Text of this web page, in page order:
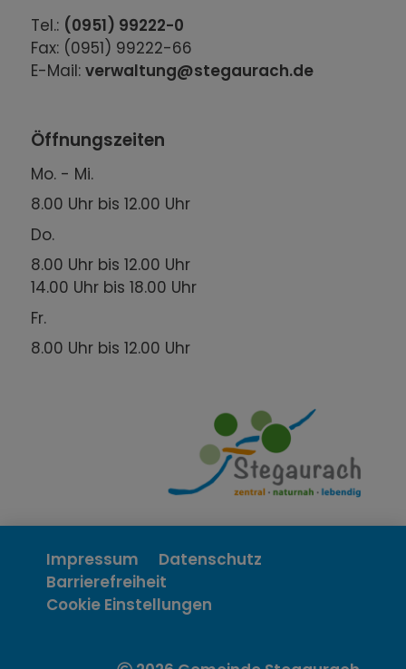
Tel.: (0951) 99222-0
Fax: (0951) 99222-66
E-Mail:verwaltung@stegaurach.de
Öffnungszeiten
Mo. - Mi.
8.00 Uhr bis 12.00 Uhr
Do.
8.00 Uhr bis 12.00 Uhr
14.00 Uhr bis 18.00 Uhr
Fr.
8.00 Uhr bis 12.00 Uhr
Impressum
Datenschutz
Barrierefreiheit
Cookie Einstellungen